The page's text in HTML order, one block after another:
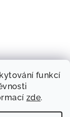
funkcí
zde.